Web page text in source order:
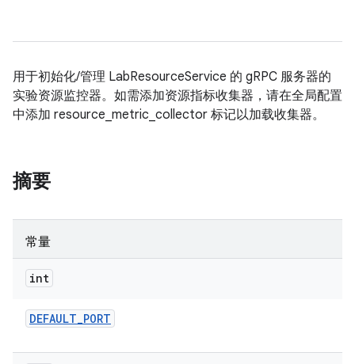
用于初始化/管理 LabResourceService 的 gRPC 服务器的
实验资源监控器。如需添加资源指标收集器，请在全局配置
中添加 resource_metric_collector 标记以加载收集器。
摘要
常量
int
DEFAULT_PORT